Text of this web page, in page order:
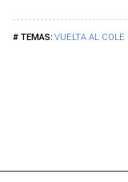
VUELTA AL COLE